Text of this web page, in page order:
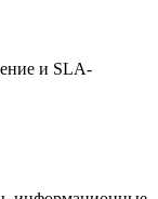
и SLA-